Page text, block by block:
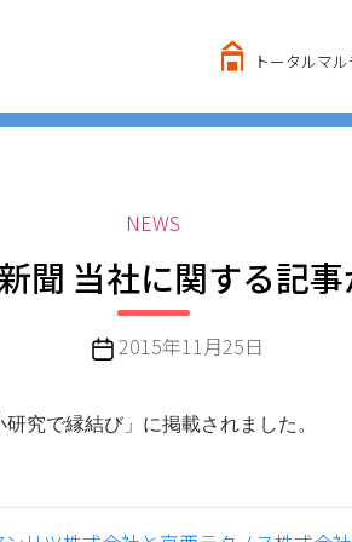
トータルマ
カ
ゴ
リ
ー
NEWS
聞 当社に関する記
投 2015年11月25日
究で縁結び」に掲載されました。